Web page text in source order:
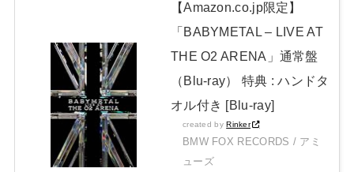
【Amazon.co.jp限定】
「BABYMETAL – LIVE AT
THE O2 ARENA」通常盤
（Blu-ray） 特典 : ハンドタ
オル付き [Blu-ray]
created by Rinker
BMW FOX RECORDS / アミ
ューズ